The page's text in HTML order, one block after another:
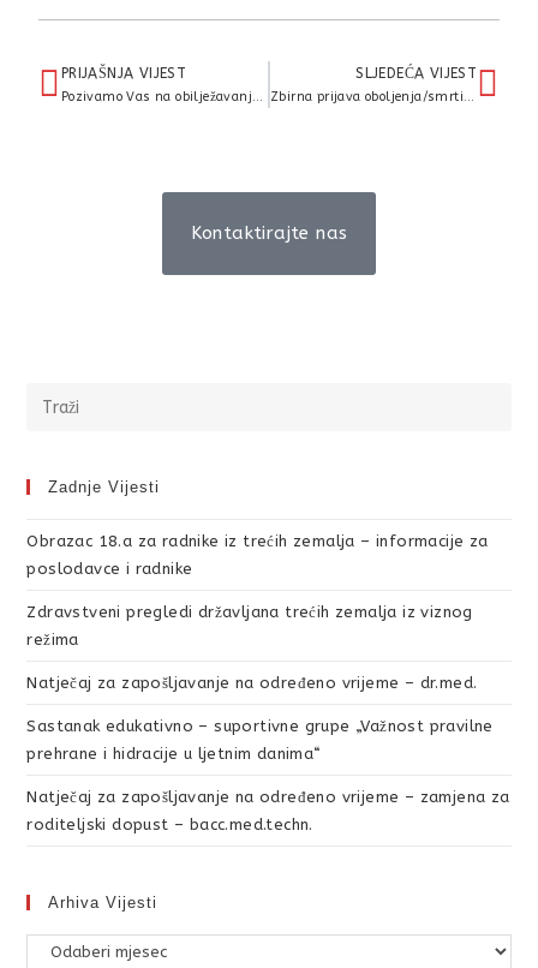
PRIJAŠNJA VIJEST
Pozivamo Vas na obilježavanja dana Sv. Blaža
SLJEDEĆA VIJEST
Zbirna prijava oboljenja/smrti od gripe
Kontaktirajte nas
Zadnje Vijesti
Obrazac 18.a za radnike iz trećih zemalja – informacije za
poslodavce i radnike
Zdravstveni pregledi državljana trećih zemalja iz viznog
režima
Natječaj za zapošljavanje na određeno vrijeme – dr.med.
Sastanak edukativno – suportivne grupe „Važnost pravilne
prehrane i hidracije u ljetnim danima“
Natječaj za zapošljavanje na određeno vrijeme – zamjena za
roditeljski dopust – bacc.med.techn.
Arhiva Vijesti